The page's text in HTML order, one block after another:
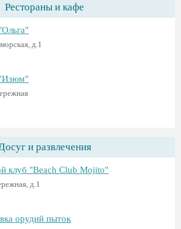
Рестораны и кафе
д.1
и развлечения
клуб "Beach Club Mojito"
д.1
орудий пыток